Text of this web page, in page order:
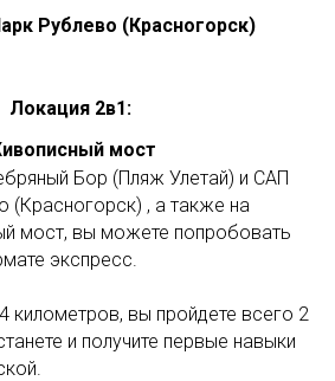
Рублево (Красногорск)
Локация 2в1:
мост
Бор (Пляж Улетай) и САП
(Красногорск) , а также на
мост, вы можете попробовать
экспресс.
километров, вы пройдете всего 2
и получите первые навыки